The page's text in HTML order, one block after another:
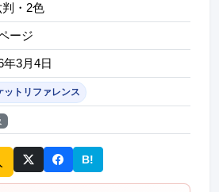
判・2色
ージ
年3月4日
ットリファレンス
B!このページをはてなブッ